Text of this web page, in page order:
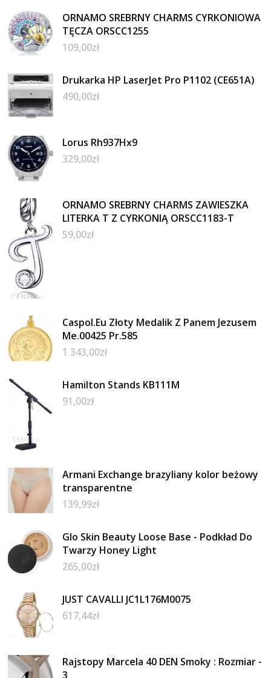
ORNAMO SREBRNY CHARMS CYRKONIOWA
TĘCZA ORSCC1255
109,00zł
Drukarka HP LaserJet Pro P1102 (CE651A)
490,00zł
Lorus Rh937Hx9
329,00zł
ORNAMO SREBRNY CHARMS ZAWIESZKA
LITERKA T Z CYRKONIĄ ORSCC1183-T
59,00zł
Caspol.Eu Złoty Medalik Z Panem Jezusem
Me.00425 Pr.585
1 343,00zł
Hamilton Stands KB111M
91,00zł
Armani Exchange brazyliany kolor beżowy
transparentne
139,99zł
Glo Skin Beauty Loose Base - Podkład Do
Twarzy Honey Light
265,00zł
JUST CAVALLI JC1L176M0075
617,44zł
Rajstopy Marcela 40 DEN Smoky : Rozmiar -
3